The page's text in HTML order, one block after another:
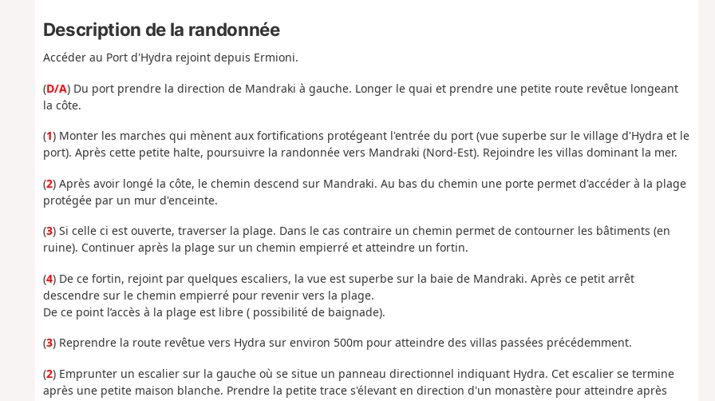
Description de la randonnée
Accéder au Port d'Hydra rejoint depuis Ermioni.
(D/A) Du port prendre la direction de Mandraki à gauche. Longer le quai et prendre une petite route revêtue longeant
la côte.
(1) Monter les marches qui mènent aux fortifications protégeant l'entrée du port (vue superbe sur le village d'Hydra et le
port). Après cette petite halte, poursuivre la randonnée vers Mandraki (Nord-Est). Rejoindre les villas dominant la mer.
(2) Après avoir longé la côte, le chemin descend sur Mandraki. Au bas du chemin une porte permet d'accéder à la plage
protégée par un mur d'enceinte.
(3) Si celle ci est ouverte, traverser la plage. Dans le cas contraire un chemin permet de contourner les bâtiments (en
ruine). Continuer après la plage sur un chemin empierré et atteindre un fortin.
(4) De ce fortin, rejoint par quelques escaliers, la vue est superbe sur la baie de Mandraki. Après ce petit arrêt
descendre sur le chemin empierré pour revenir vers la plage.
De ce point l’accès à la plage est libre ( possibilité de baignade).
(3) Reprendre la route revêtue vers Hydra sur environ 500m pour atteindre des villas passées précédemment.
(2) Emprunter un escalier sur la gauche où se situe un panneau directionnel indiquant Hydra. Cet escalier se termine
après une petite maison blanche. Prendre la petite trace s'élevant en direction d'un monastère pour atteindre après